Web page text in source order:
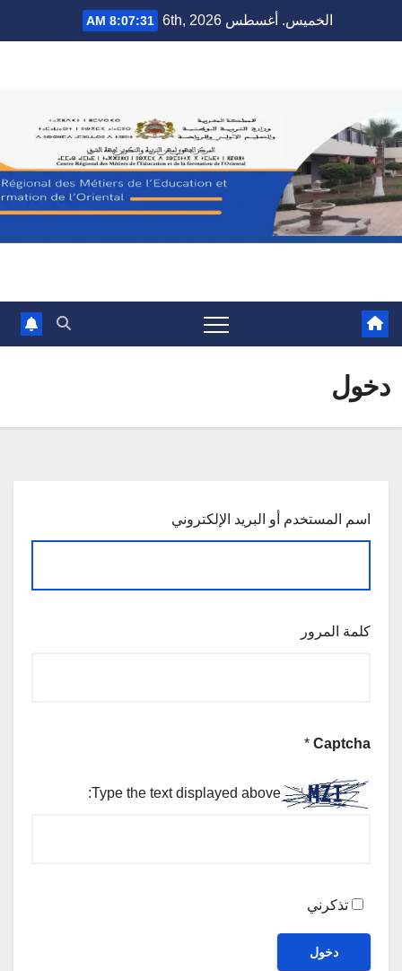
to
الخميس. أغسطس 6th, 2026 8:07:32 AM
دخول
اسم المستخدم أو البريد الإلكتروني
كلمة المرور
Captcha
*
Type the text displayed above:
تذكرني
دخول